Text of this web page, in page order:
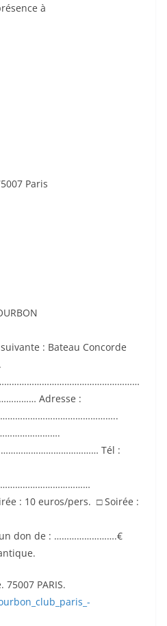
à
Paris
: Bateau Concorde
Adresse :
Tél :
: 10 euros/pers. □ Soirée :
un don de : …………………….€
PARIS.